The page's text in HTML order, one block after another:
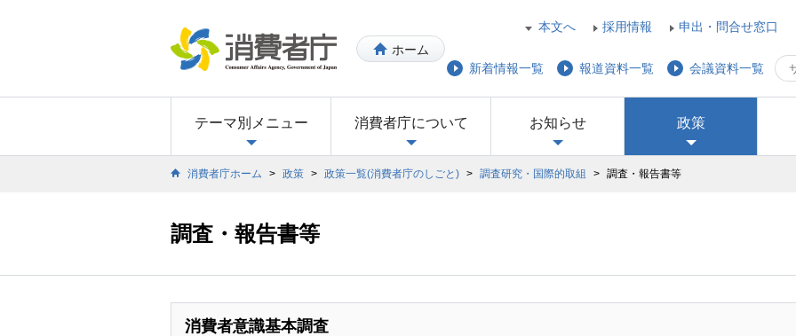
ホーム
本文へ 採用情報 申出・問合せ窓口
新着情報一覧 報道資料一覧 会議資料一覧
テーマ別メニュー 消費者庁について お知らせ 政策
消費者庁ホーム > 政策 > 政策一覧(消費者庁のしごと) > 調査研究・国際的取組 > 調査・報告書等
調査・報告書等
消費者意識基本調査